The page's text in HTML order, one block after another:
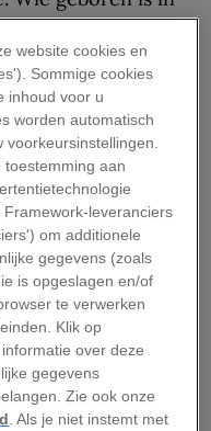
en ontdeugend.
jaar op
de stand van
van de aarde –
festival. Van
tot de
aan de
in China
nieuw jaar!
familiefeest en
website cookies en
Sommige cookies
inhoud voor u
worden automatisch
toestemming aan
Framework-leveranciers
om additionele
gegevens (zoals
is opgeslagen en/of
te verwerken
Klik op
over deze
gegevens
Zie ook onze
. Als je niet instemt met